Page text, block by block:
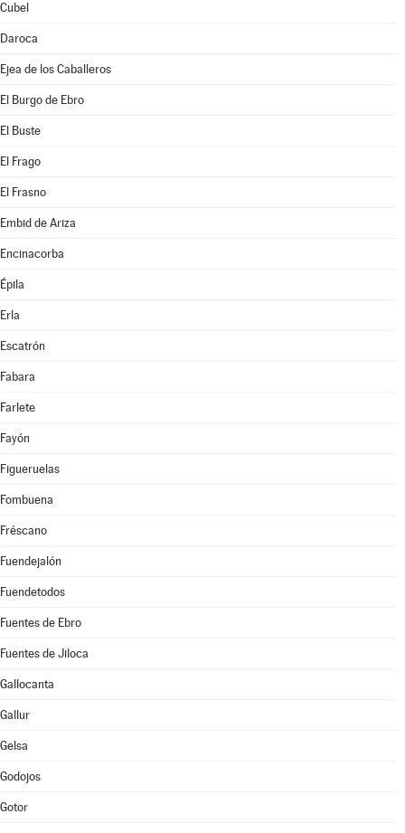
Cubel
Daroca
Ejea de los Caballeros
El Burgo de Ebro
El Buste
El Frago
El Frasno
Embid de Ariza
Encinacorba
Épila
Erla
Escatrón
Fabara
Farlete
Fayón
Figueruelas
Fombuena
Fréscano
Fuendejalón
Fuendetodos
Fuentes de Ebro
Fuentes de Jiloca
Gallocanta
Gallur
Gelsa
Godojos
Gotor